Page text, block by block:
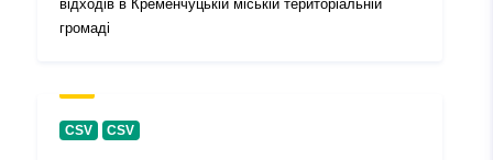
відходів в Кременчуцькій міській територіальній
громаді
CSV CSV